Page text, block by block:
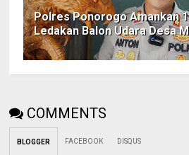
Polres Ponorogo Amankan
Ledakan Balon Udara Desa
COMMENTS
BLOGGER FACEBOOK DISQUS